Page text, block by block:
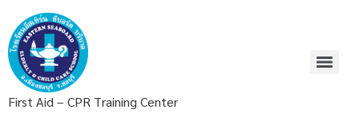
First Aid – CPR Training Center